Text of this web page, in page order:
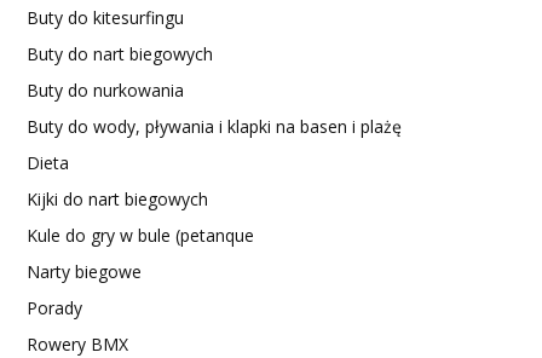
Buty do kitesurfingu
Buty do nart biegowych
Buty do nurkowania
Buty do wody, pływania i klapki na basen i plażę
Dieta
Kijki do nart biegowych
Kule do gry w bule (petanque
Narty biegowe
Porady
Rowery BMX